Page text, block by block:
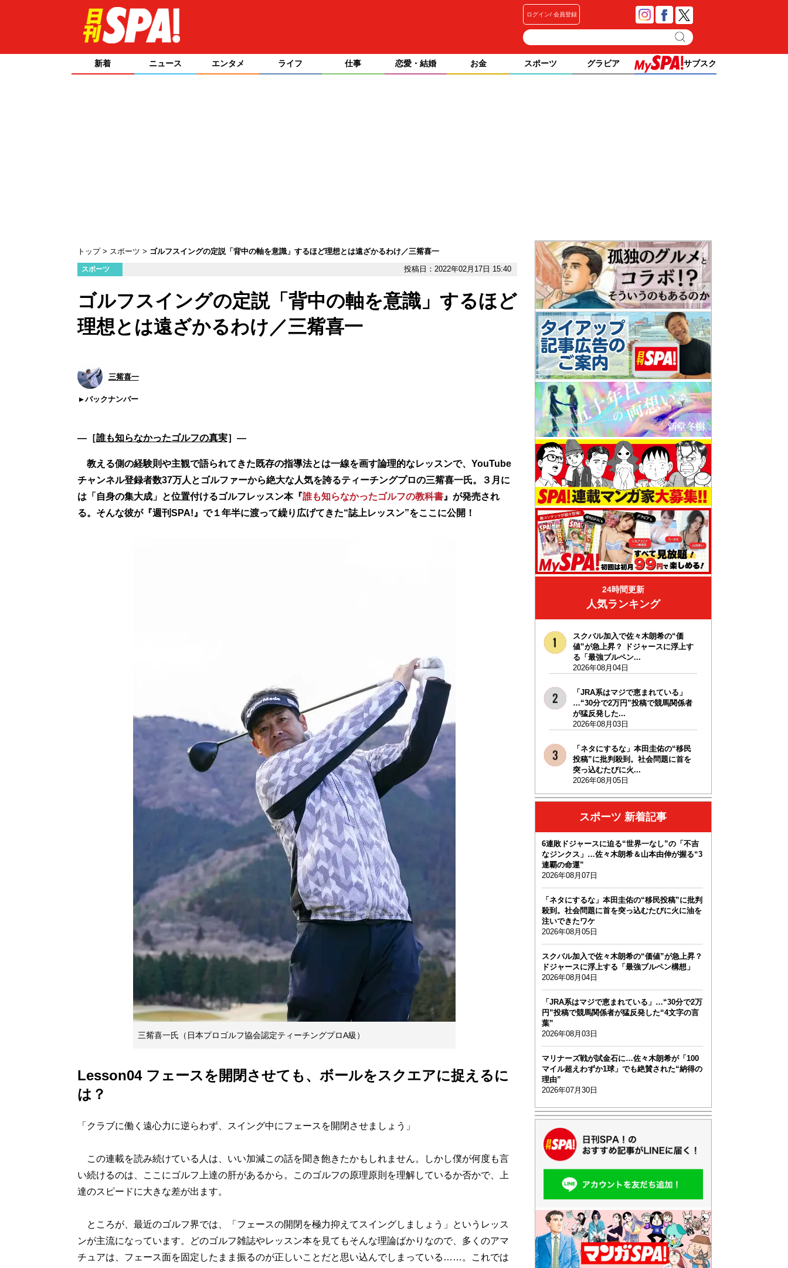
ログイン 会員登録
新着 ニュース エンタメ ライフ 仕事 恋愛・結婚 お金 スポーツ グラビア サブスク
トップ スポーツ ゴルフスイングの定説「背中の軸を意識」するほど理想とは遠ざかるわけ／三觜喜一
スポーツ 投稿日：2022年02月17日 15:40
ゴルフスイングの定説「背中の軸を意識」するほど
理想とは遠ざかるわけ／三觜喜一
三觜喜一
バックナンバー
―［誰も知らなかったゴルフの真実］―
教える側の経験則や主観で語られてきた既存の指導法とは一線を画す論理的なレッスンで、YouTube
チャンネル登録者数37万人とゴルファーから絶大な人気を誇るティーチングプロの三觜喜一氏。３月に
は「自身の集大成」と位置付けるゴルフレッスン本『誰も知らなかったゴルフの教科書』が発売され
る。そんな彼が『週刊SPA!』で１年半に渡って繰り広げてきた“誌上レッスン”をここに公開！
三觜喜一氏（日本プロゴルフ協会認定ティーチングプロA級）
Lesson04 フェースを開閉させても、ボールをスクエアに捉えるに
は？
「クラブに働く遠心力に逆らわず、スイング中にフェースを開閉させましょう」
この連載を読み続けている人は、いい加減この話を聞き飽きたかもしれません。しかし僕が何度も言
い続けるのは、ここにゴルフ上達の肝があるから。このゴルフの原理原則を理解しているか否かで、上
達のスピードに大きな差が出ます。
ところが、最近のゴルフ界では、「フェースの開閉を極力抑えてスイングしましょう」というレッス
ンが主流になっています。どのゴルフ雑誌やレッスン本を見てもそんな理論ばかりなので、多くのアマ
チュアは、フェース面を固定したまま振るのが正しいことだと思い込んでしまっている……。これでは
24時間更新
人気ランキング
スクバル加入で佐々木朗希の“価
値”が急上昇？ ドジャースに浮上す
る「最強ブルペン...
2026年08月04日
「JRA系はマジで恵まれている」
…“30分で2万円”投稿で競馬関係者
が猛反発した...
2026年08月03日
「ネタにするな」本田圭佑の“移民
投稿”に批判殺到。社会問題に首を
突っ込むたびに火...
2026年08月05日
スポーツ 新着記事
6連敗ドジャースに迫る“世界一なし”の「不吉
なジンクス」…佐々木朗希＆山本由伸が握る“3
連覇の命運”
2026年08月07日
「ネタにするな」本田圭佑の“移民投稿”に批判
殺到。社会問題に首を突っ込むたびに火に油を
注いできたワケ
2026年08月05日
スクバル加入で佐々木朗希の“価値”が急上昇？
ドジャースに浮上する「最強ブルペン構想」
2026年08月04日
「JRA系はマジで恵まれている」…“30分で2万
円”投稿で競馬関係者が猛反発した“4文字の言
葉”
2026年08月03日
マリナーズ戦が試金石に…佐々木朗希が「100
マイル超えわずか1球」でも絶賛された“納得の
理由”
2026年07月30日